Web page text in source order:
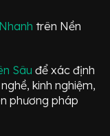
trên Nền
Sâuđể xác định
kinh nghiệm,
phương pháp